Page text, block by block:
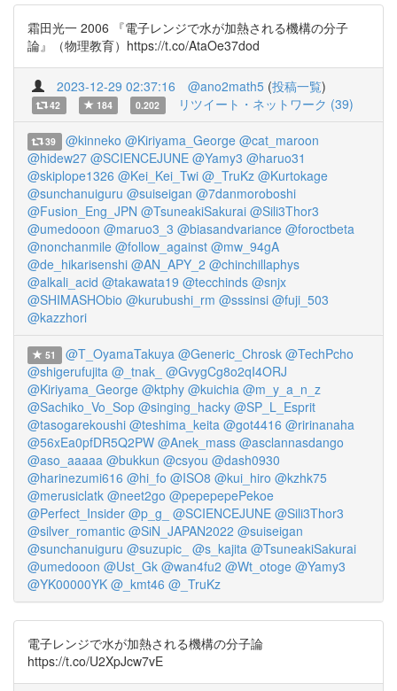
霜田光一 2006 『電子レンジで水が加熱される機構の分子
論』（物理教育）https://t.co/AtaOe37dod
2023-12-29 02:37:16 @ano2math5 (投稿一覧)
42 184 0.202 リツイート・ネットワーク (39)
39 @kinneko @Kiriyama_George @cat_maroon
@hidew27 @SCIENCEJUNE @Yamy3 @haruo31
@skiplope1326 @Kei_Kei_Twi @_TruKz @Kurtokage
@sunchanuiguru @suiseigan @7danmoroboshi
@Fusion_Eng_JPN @TsuneakiSakurai @Sili3Thor3
@umedooon @maruo3_3 @biasandvariance @foroctbeta
@nonchanmile @follow_against @mw_94gA
@de_hikarisenshi @AN_APY_2 @chinchillaphys
@alkali_acid @takawata19 @tecchinds @snjx
@SHIMASHObio @kurubushi_rm @sssinsi @fuji_503
@kazzhori
51 @T_OyamaTakuya @Generic_Chrosk @TechPcho
@shigerufujita @_tnak_ @GvygCg8o2qI4ORJ
@Kiriyama_George @ktphy @kuichia @m_y_a_n_z
@Sachiko_Vo_Sop @singing_hacky @SP_L_Esprit
@tasogarekoushi @teshima_keita @got4416 @ririnanaha
@56xEa0pfDR5Q2PW @Anek_mass @asclannasdango
@aso_aaaaa @bukkun @csyou @dash0930
@harinezumi616 @hi_fo @ISO8 @kui_hiro @kzhk75
@merusiclatk @neet2go @pepepepePekoe
@Perfect_Insider @p_g_ @SCIENCEJUNE @Sili3Thor3
@silver_romantic @SiN_JAPAN2022 @suiseigan
@sunchanuiguru @suzupic_ @s_kajita @TsuneakiSakurai
@umedooon @Ust_Gk @wan4fu2 @Wt_otoge @Yamy3
@YK00000YK @_kmt46 @_TruKz
電子レンジで水が加熱される機構の分子論
https://t.co/U2XpJcw7vE